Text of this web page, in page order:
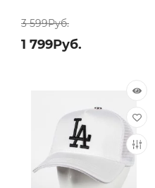
3 599Руб.
1 799Руб.